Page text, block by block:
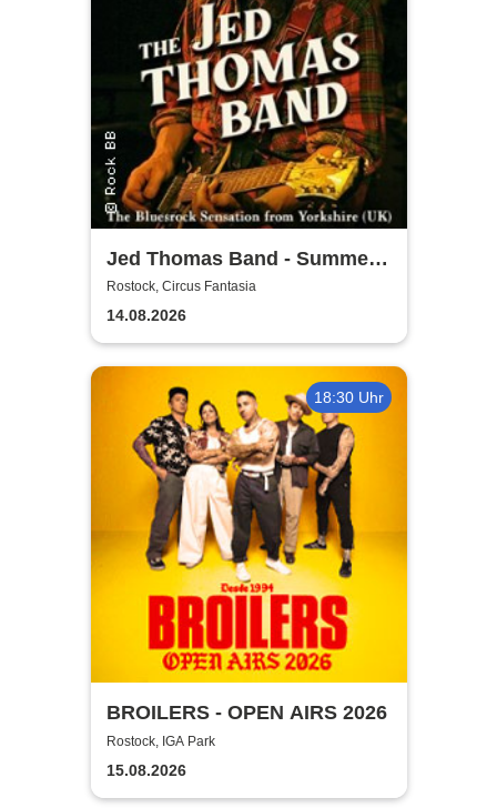
Jed Thomas Band - Summer
Tour 2026
Rostock, Circus Fantasia
14.08.2026
18:30 Uhr
BROILERS - OPEN AIRS 2026
Rostock, IGA Park
15.08.2026